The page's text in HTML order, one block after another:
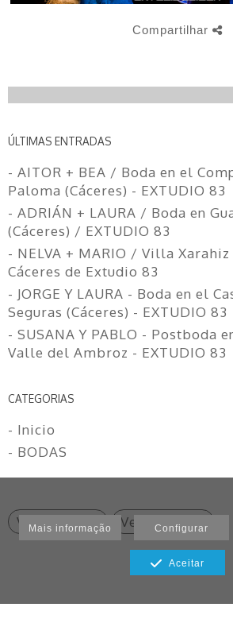
Compartilhar
ÚLTIMAS ENTRADAS
- AITOR + BEA / Boda en el
Paloma (Cáceres) - EXTUDIO 83
- ADRIÁN + LAURA / Boda en
(Cáceres) / EXTUDIO 83
- NELVA + MARIO / Villa
Cáceres de Extudio 83
- JORGE Y LAURA - Boda en el
Seguras (Cáceres) - EXTUDIO 83
- SUSANA Y PABLO - Postboda
Valle del Ambroz - EXTUDIO 83
CATEGORIAS
- Inicio
- BODAS
Ver anterior Ver seguinte
Mais informação Configurar
Aceitar